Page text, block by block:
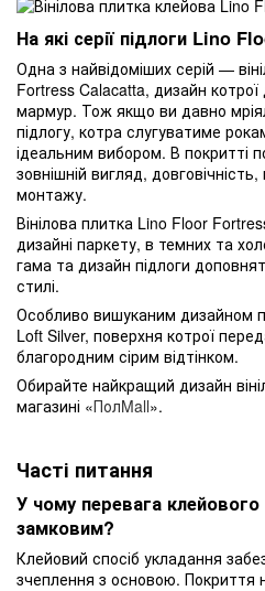
На які серії підлоги Lino
Одна з найвідоміших серій —
Fortress Calacatta, дизайн котрої
мармур. Тож якщо ви давно
підлогу, котра слугуватиме
ідеальним вибором. В покритті
зовнішній вигляд, довговічність,
монтажу.
Вінілова плитка Lino Floor
дизайні паркету, в темних та
гама та дизайн підлоги
стилі.
Особливо вишуканим дизайном
Loft Silver, поверхня котрої
благородним сірим відтінком.
Обирайте найкращий дизайн
магазині «ПолMall».
Часті питання
У чому перевага
замковим?
Клейовий спосіб укладання
зчеплення з основою. Покриття